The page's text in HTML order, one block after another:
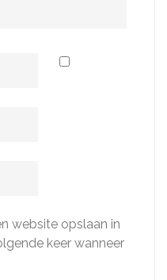
website opslaan in
keer wanneer